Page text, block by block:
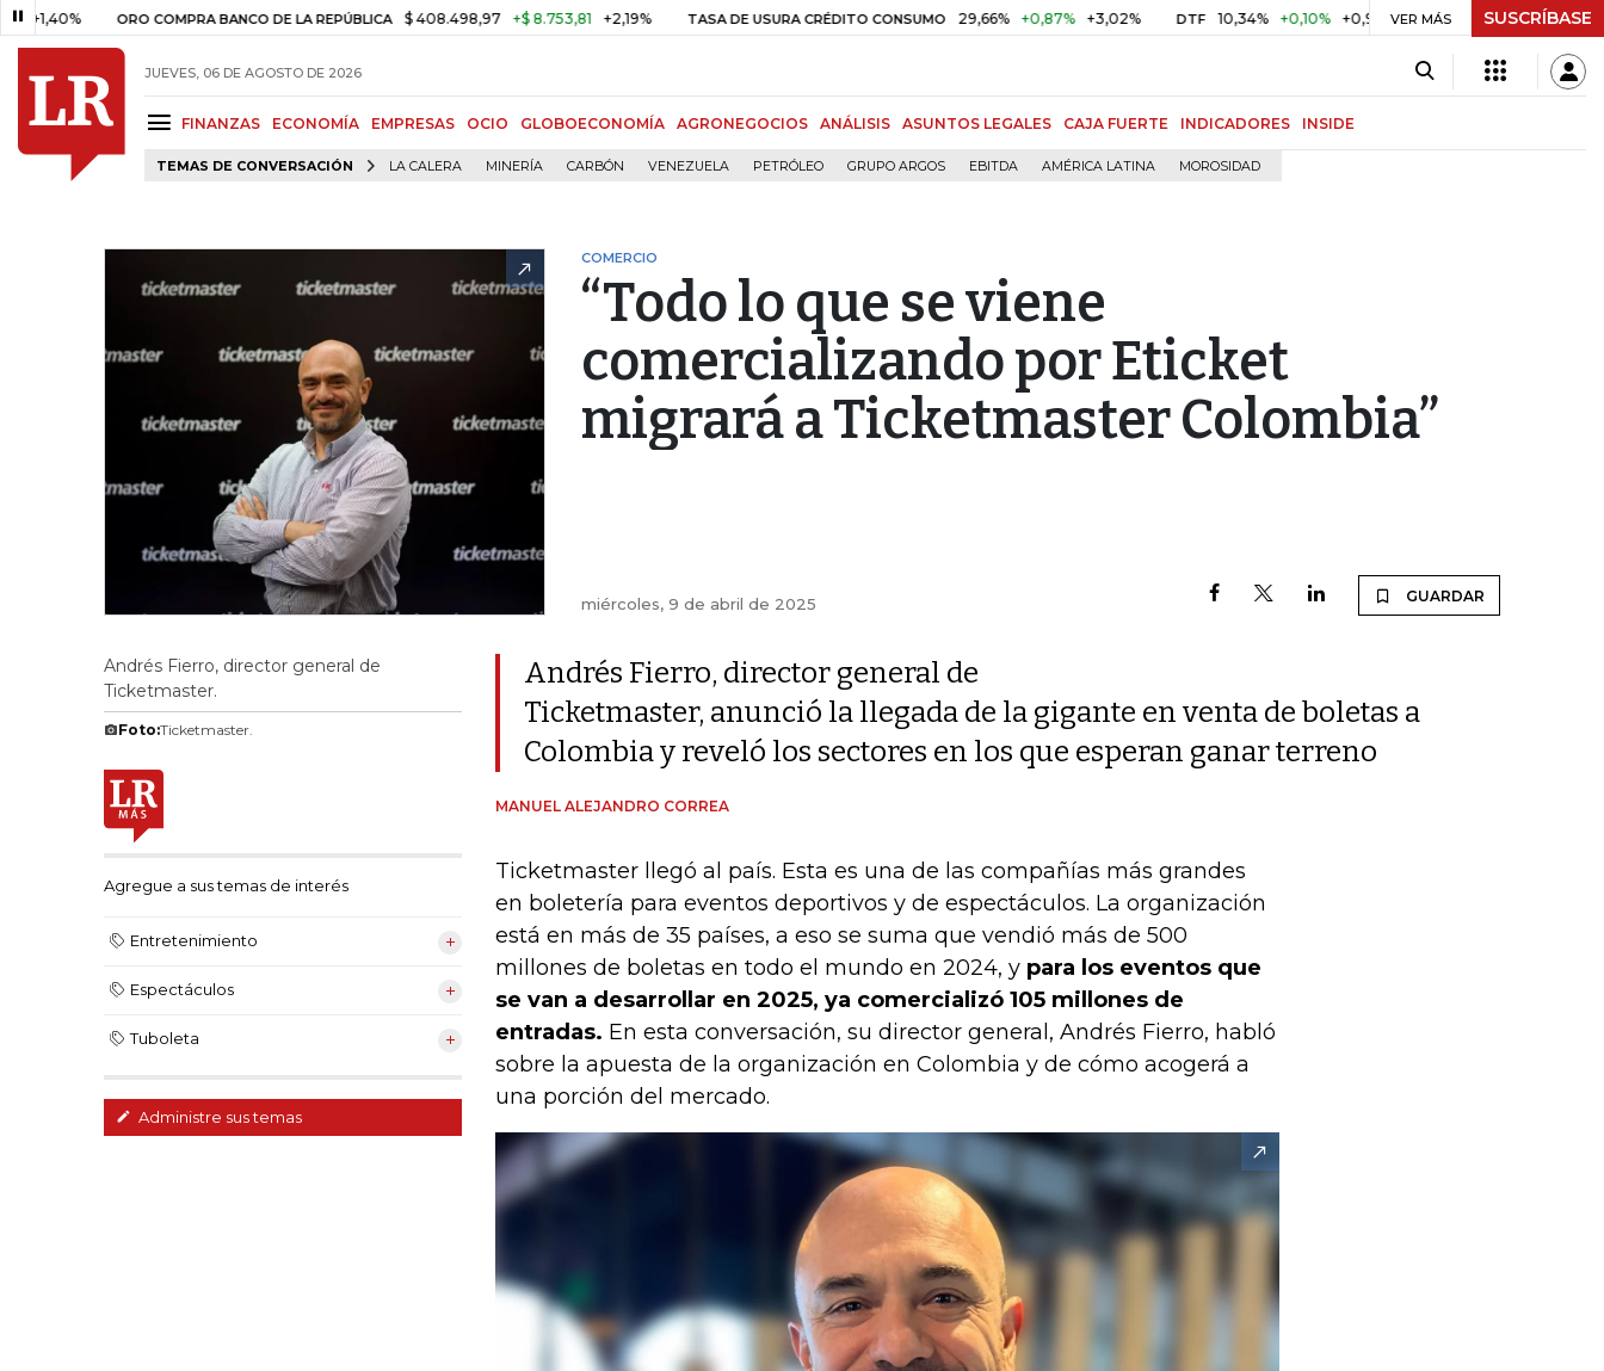
ORO COMPRA BANCO DE LA REPÚBLICA $ 408.498,97 +$ 8.753,81 +2,19% TASA DE USURA CRÉDITO CONSUMO 29,66% +0,87% +3,02% DTF 10,34% +0,10% +0,98% UVR $ 416,86 +$ 0,05 +0,01%
VER MÁS SUSCRÍBASE
JUEVES, 06 DE AGOSTO DE 2026
FINANZAS ECONOMÍA EMPRESAS OCIO GLOBOECONOMÍA AGRONEGOCIOS ANÁLISIS ASUNTOS LEGALES CAJA FUERTE INDICADORES INSIDE
TEMAS DE CONVERSACIÓN LA CALERA MINERÍA CARBÓN VENEZUELA PETRÓLEO GRUPO ARGOS EBITDA AMÉRICA LATINA MOROSIDAD
COMERCIO
“Todo lo que se viene
comercializando por Eticket
migrará a Ticketmaster Colombia”
miércoles, 9 de abril de 2025 GUARDAR
Andrés Fierro, director general de
Ticketmaster.
Foto:Ticketmaster.
Agregue a sus temas de interés
Entretenimiento
Espectáculos
Tuboleta
Administre sus temas
Andrés Fierro, director general de
Ticketmaster, anunció la llegada de la gigante en venta de boletas a
Colombia y reveló los sectores en los que esperan ganar terreno
MANUEL ALEJANDRO CORREA
Ticketmaster llegó al país. Esta es una de las compañías más grandes
en boletería para eventos deportivos y de espectáculos. La organización
está en más de 35 países, a eso se suma que vendió más de 500
millones de boletas en todo el mundo en 2024, y para los eventos que
se van a desarrollar en 2025, ya comercializó 105 millones de
entradas. En esta conversación, su director general, Andrés Fierro, habló
sobre la apuesta de la organización en Colombia y de cómo acogerá a
una porción del mercado.